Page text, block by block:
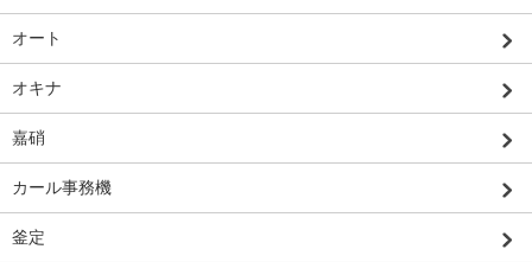
オート
オキナ
嘉硝
カール事務機
釜定